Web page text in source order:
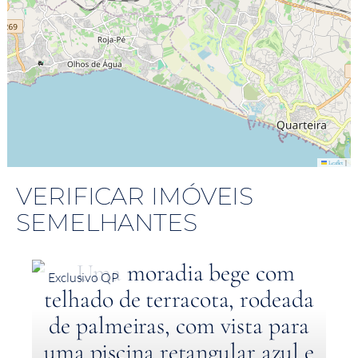
Leaflet |
VERIFICAR IMÓVEIS
SEMELHANTES
Exclusivo QP